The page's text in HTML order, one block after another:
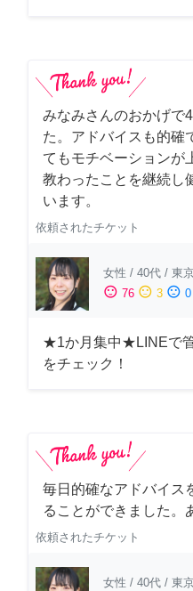
みなみさんのおかげで
た。アドバイスも的確
てもモチベーションが
教わったことを継続し
います。
依頼されたチケット
女性 / 40代 / 東
sentiment_satisfied 76 sentiment_neutral 3 sentiment_dissatisfied 0
★1か月集中★LINEで
をチェック！
毎日的確なアドバイス
ることができました。
依頼されたチケット
女性 / 40代 / 東